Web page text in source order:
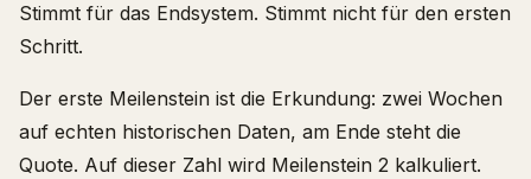
Stimmt für das Endsystem. Stimmt nicht für den ersten
Schritt.
Der erste Meilenstein ist die Erkundung: zwei Wochen
auf echten historischen Daten, am Ende steht die
Quote. Auf dieser Zahl wird Meilenstein 2 kalkuliert.